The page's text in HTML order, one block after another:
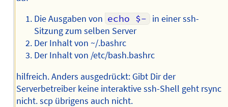
Die Ausgaben von echo $- in einer ssh-
Sitzung zum selben Server
Der Inhalt von ~/.bashrc
Der Inhalt von /etc/bash.bashrc
hilfreich. Anders ausgedrückt: Gibt Dir der
Serverbetreiber keine interaktive ssh-Shell geht rsync
nicht. scp übrigens auch nicht.